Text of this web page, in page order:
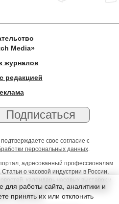
Media»
журналов
редакцией
свое согласие с
персональных данных.
адресованный профессионалам
о часовой индустрии в России,
календарь часовых выставок и
юриста, профессиональный форум
и ювелиров
работы сайта, аналитики и
принять их или отклонить